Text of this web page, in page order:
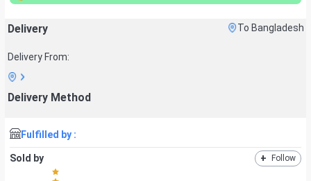
Delivery To Bangladesh
Delivery From:
Delivery Method
Fulfilled by :
Sold by + Follow